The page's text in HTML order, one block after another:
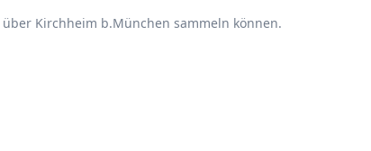
Kirchheim b.München sammeln können.